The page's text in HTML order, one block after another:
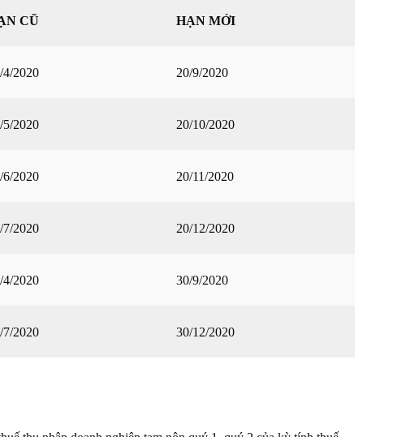
CŨ HẠN MỚI
4/2020 20/9/2020
5/2020 20/10/2020
6/2020 20/11/2020
7/2020 20/12/2020
4/2020 30/9/2020
7/2020 30/12/2020